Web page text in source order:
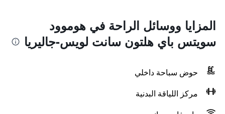
المزايا ووسائل الراحة في هوموود
سويتس باي هلتون سانت لويس-جاليريا
حوض سباحة داخلي
مركز اللياقة البدنية